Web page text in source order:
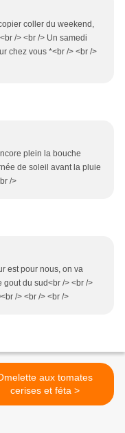
coller du weekend,
/> <br /> Un samedi
chez vous *<br /> <br />
plein la bouche
de soleil avant la pluie
/>
est pour nous, on va
gout du sud<br /> <br />
/> <br /> <br />
aux tomates
cerises et féta >